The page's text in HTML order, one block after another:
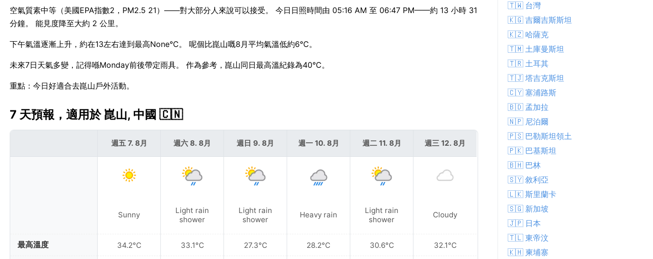
空氣質素中等（美國EPA指數2，PM2.5 21）——對大部分人來說可以接受。 今日日照時間由 05:16 AM 至 06:47 PM——約 13 小時 31
分鐘。 能見度降至大約 2 公里。
下午氣溫逐漸上升，約在13左右達到最高None°C。 呢個比崑山嘅8月平均氣溫低約6°C。
未來7日天氣多變，記得喺Monday前後帶定雨具。 作為參考，崑山同日最高溫紀錄為40°C。
重點：今日好適合去崑山戶外活動。
7 天預報，適用於 崑山, 中國 🇨🇳
最高溫度
週五 7. 8月
Sunny
34.2°C
週六 8. 8月
Light rain
shower
33.1°C
週日 9. 8月
Light rain
shower
27.3°C
週一 10. 8月
Heavy rain
28.2°C
週二 11. 8月
Light rain
shower
30.6°C
週三 12. 8月
Cloudy
32.1°C
🇹🇼 台灣
🇰🇬 吉爾吉斯斯坦
🇰🇿 哈薩克
🇹🇲 土庫曼斯坦
🇹🇷 土耳其
🇹🇯 塔吉克斯坦
🇨🇾 塞浦路斯
🇧🇩 孟加拉
🇳🇵 尼泊爾
🇵🇸 巴勒斯坦領土
🇵🇰 巴基斯坦
🇧🇭 巴林
🇸🇾 敘利亞
🇱🇰 斯里蘭卡
🇸🇬 新加坡
🇯🇵 日本
🇹🇱 東帝汶
🇰🇭 柬埔寨